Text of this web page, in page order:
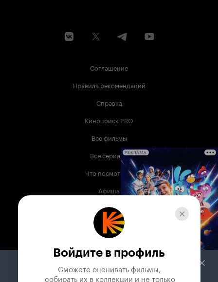
Соглашение
Правила рекомендаций
Справка
Кинопоиск PRO
Все фильмы
Все сериалы
Что посмотреть
Афиша
Музыка
Телепрограмма
Служба поддержки
РЕКЛАМА
Войдите в профиль
Сможете оценивать фильмы,
собирать их в коллекции и не только